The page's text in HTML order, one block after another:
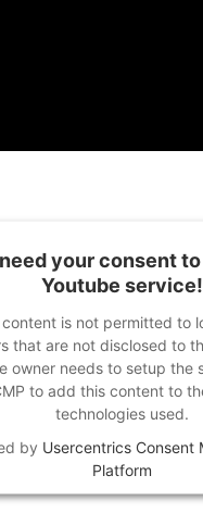
your consent
Youtube service!
content is not permitted to
that are not disclosed to
owner needs to setup the
to add this content to
technologies used.
by Usercentrics Consent
Platform